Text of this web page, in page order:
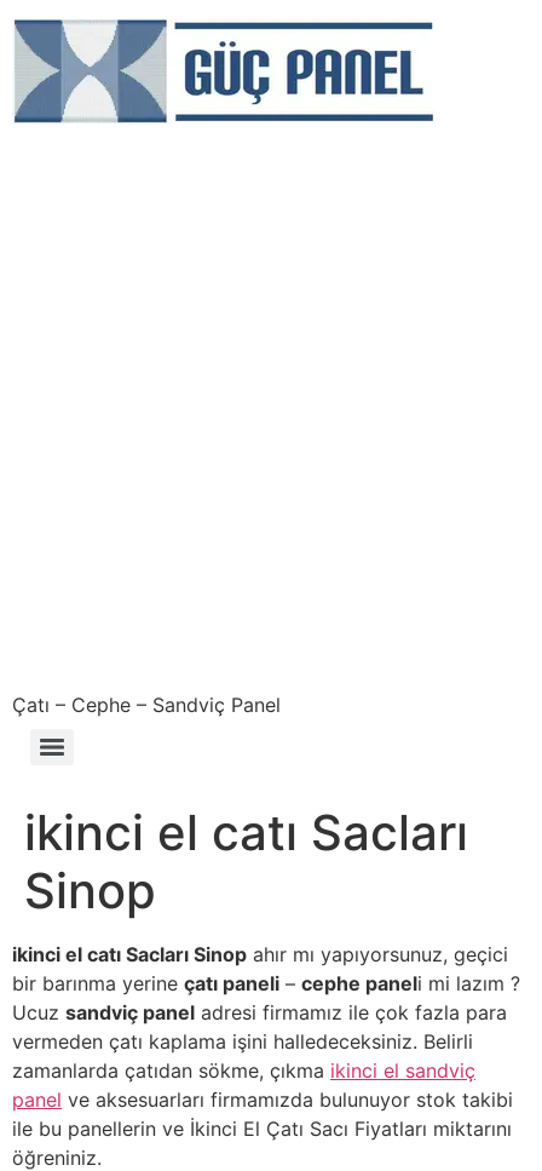
Çatı – Cephe – Sandviç Panel
ikinci el catı Sacları
Sinop
ikinci el catı Sacları Sinop ahır mı yapıyorsunuz, geçici
bir barınma yerine çatı paneli – cephe paneli mi lazım ?
Ucuz sandviç panel adresi firmamız ile çok fazla para
vermeden çatı kaplama işini halledeceksiniz. Belirli
zamanlarda çatıdan sökme, çıkma ikinci el sandviç
panel ve aksesuarları firmamızda bulunuyor stok takibi
ile bu panellerin ve İkinci El Çatı Sacı Fiyatları miktarını
öğreniniz.